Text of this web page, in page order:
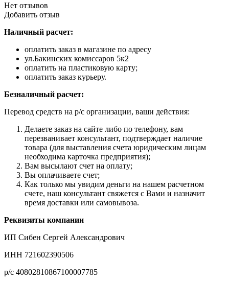
Нет отзывов
Добавить отзыв
Наличный расчет:
оплатить заказ в магазине по адресу
ул.Бакинских комиссаров 5к2
оплатить на пластиковую карту;
оплатить заказ курьеру.
Безналичный расчет:
Перевод средств на р/с организации, ваши действия:
Делаете заказ на сайте либо по телефону, вам
перезванивает консультант, подтверждает наличие
товара (для выставления счета юридическим лицам
необходима карточка предприятия);
Вам высылают счет на оплату;
Вы оплачиваете счет;
Как только мы увидим деньги на нашем расчетном
счете, наш консультант свяжется с Вами и назначит
время доставки или самовывоза.
Реквизиты компании
ИП Сибен Сергей Александрович
ИНН 721602390506
р/с 40802810867100007785